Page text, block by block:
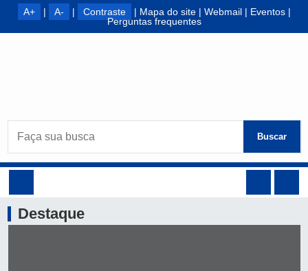
A+ | A- | Contraste | Mapa do site| Webmail| Eventos|
Perguntas frequentes
Buscar
Destaque